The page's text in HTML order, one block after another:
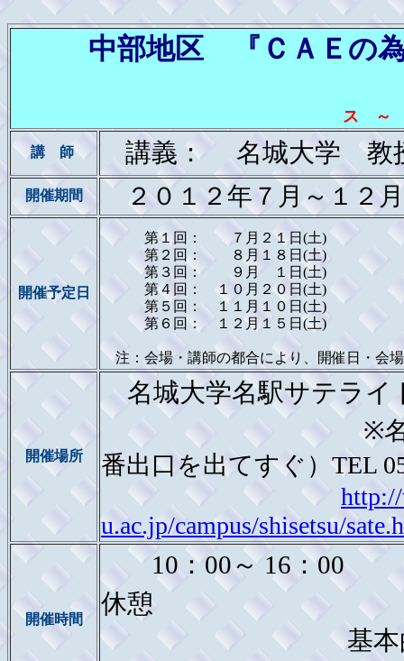
中部地区 『ＣＡＥの
ス ～
講 師 講義： 名城大学
開催期間 ２０１２年７月～１
開催予定日
第１回： ７月２１日(土)
第２回： ８月１８日(土)
第３回： ９月 １日(土)
第４回： １０月２０日(土)
第５回： １１月１０日(土)
第６回： １２月１５日(土)
注：会場・講師の都合により、開催日・会
開催場所
名城大学名駅サテライ
※名古屋駅
番出口を出てすぐ）TEL
u.ac.jp/campus/shisetsu/
開催時間
10：00～ 16：00
休憩
基本的に40分